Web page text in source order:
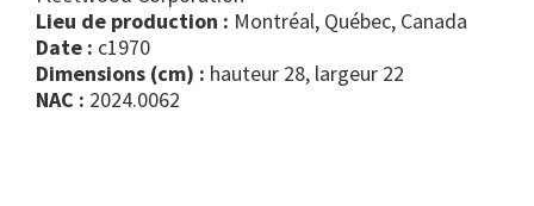
Lieu de production : Montréal, Québec, Canada
Date : c1970
Dimensions (cm) : hauteur 28, largeur 22
NAC : 2024.0062